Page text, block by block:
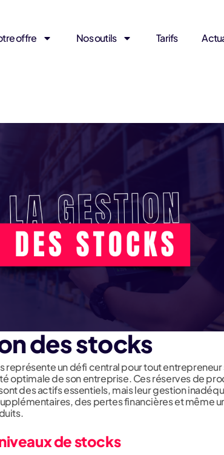
offre Nos outils Tarifs
des stocks
représente un défi central pour tout entrepreneur
optimale de son entreprise. Ces réserves de
des actifs essentiels, mais leur gestion
des pertes financières et même
de stocks